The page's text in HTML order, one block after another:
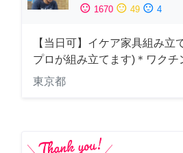
sentiment_satisfied 1670 sentiment_neutral 49 sentiment_dissatisfied 4
【当日可】イケア家具組み立
プロが組み立てます)＊ワクチ
東京都